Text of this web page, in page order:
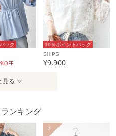
以上ご購入で送料無料）
りお問い合わせください
ック
10％ポイントバック
SHIPS
¥9,900
見る
ンキング
3